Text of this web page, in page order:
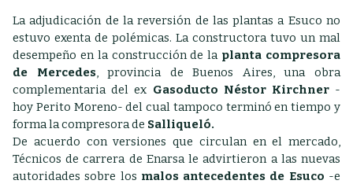
La adjudicación de la reversión de las plantas a Esuco no
estuvo exenta de polémicas. La constructora tuvo un mal
desempeño en la construcción de la planta compresora
de Mercedes, provincia de Buenos Aires, una obra
complementaria del ex Gasoducto Néstor Kirchner-
hoy Perito Moreno- del cual tampoco terminó en tiempo y
forma la compresora de Salliqueló.
De acuerdo con versiones que circulan en el mercado,
Técnicos de carrera de Enarsa le advirtieron a las nuevas
autoridades sobre los malos antecedentes de Esuco -e